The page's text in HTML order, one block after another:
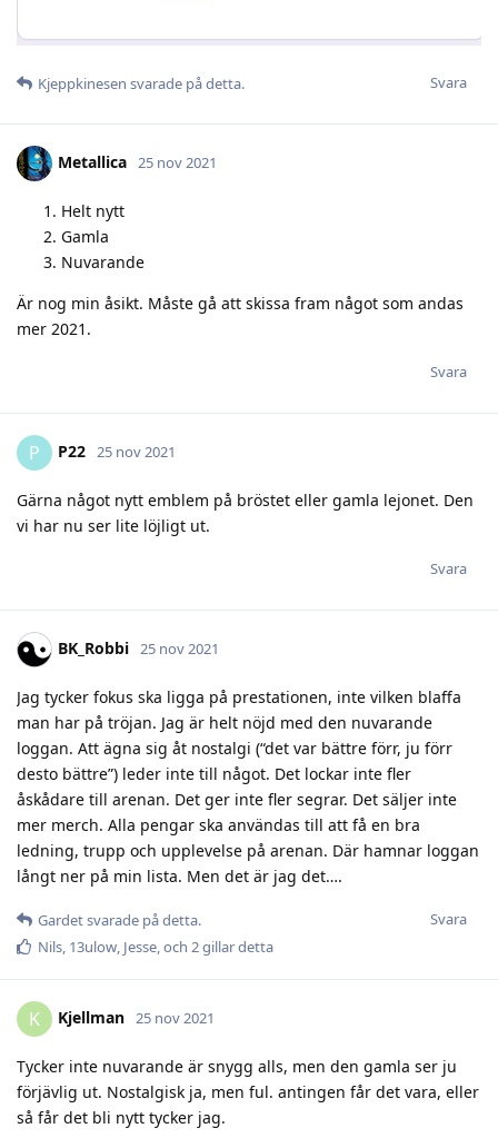
Svara
Kjeppkinesen svarade på detta.
Metallica 25 nov 2021
Helt nytt
Gamla
Nuvarande
Är nog min åsikt. Måste gå att skissa fram något som andas
mer 2021.
Svara
P P22 25 nov 2021
Gärna något nytt emblem på bröstet eller gamla lejonet. Den
vi har nu ser lite löjligt ut.
Svara
BK_Robbi 25 nov 2021
Jag tycker fokus ska ligga på prestationen, inte vilken blaffa
man har på tröjan. Jag är helt nöjd med den nuvarande
loggan. Att ägna sig åt nostalgi (“det var bättre förr, ju förr
desto bättre”) leder inte till något. Det lockar inte fler
åskådare till arenan. Det ger inte fler segrar. Det säljer inte
mer merch. Alla pengar ska användas till att få en bra
ledning, trupp och upplevelse på arenan. Där hamnar loggan
långt ner på min lista. Men det är jag det….
Svara
Gardetsvarade på detta.
Nils, 13ulow, Jesse, och 2gillar detta
K Kjellman 25 nov 2021
Tycker inte nuvarande är snygg alls, men den gamla ser ju
förjävlig ut. Nostalgisk ja, men ful. antingen får det vara, eller
så får det bli nytt tycker jag.